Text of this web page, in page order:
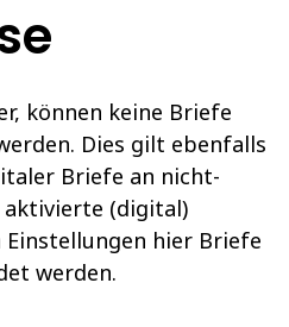
können keine Briefe
Dies gilt ebenfalls
Briefe an nicht-
(digital)
Einstellungen hier Briefe
werden.